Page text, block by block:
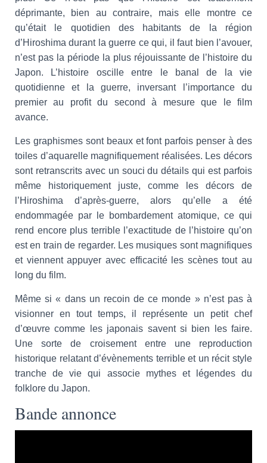
déprimante, bien au contraire, mais elle montre ce
qu’était le quotidien des habitants de la région
d’Hiroshima durant la guerre ce qui, il faut bien l’avouer,
n’est pas la période la plus réjouissante de l’histoire du
Japon. L’histoire oscille entre le banal de la vie
quotidienne et la guerre, inversant l’importance du
premier au profit du second à mesure que le film
avance.
Les graphismes sont beaux et font parfois penser à des
toiles d’aquarelle magnifiquement réalisées. Les décors
sont retranscrits avec un souci du détails qui est parfois
même historiquement juste, comme les décors de
l’Hiroshima d’après-guerre, alors qu’elle a été
endommagée par le bombardement atomique, ce qui
rend encore plus terrible l’exactitude de l’histoire qu’on
est en train de regarder. Les musiques sont magnifiques
et viennent appuyer avec efficacité les scènes tout au
long du film.
Même si « dans un recoin de ce monde » n’est pas à
visionner en tout temps, il représente un petit chef
d’œuvre comme les japonais savent si bien les faire.
Une sorte de croisement entre une reproduction
historique relatant d’évènements terrible et un récit style
tranche de vie qui associe mythes et légendes du
folklore du Japon.
Bande annonce